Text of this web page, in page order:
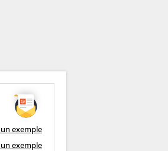
exemple
exemple